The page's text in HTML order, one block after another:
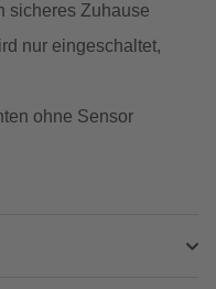
sicheres Zuhause
nur eingeschaltet,
ohne Sensor